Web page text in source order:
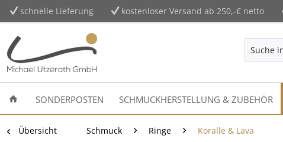
schnelle Lieferung kostenloser Versand ab 250,-€ netto
SONDERPOSTEN SCHMUCKHERSTELLUNG & ZUBEHÖR
Übersicht Schmuck Ringe Koralle & Lava